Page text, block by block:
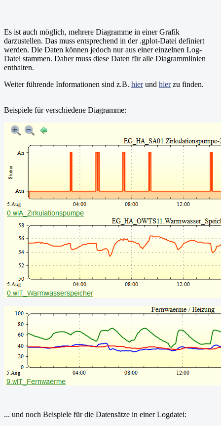
Es ist auch möglich, mehrere Diagramme in einer Grafik
darzustellen. Das muss entsprechend in der .gplot-Datei definiert
werden. Die Daten können jedoch nur aus einer einzelnen Log-
Datei stammen. Daher muss diese Daten für alle Diagrammlinien
enthalten.
Weiter führende Informationen sind z.B. hierund hierzu finden.
Beispiele für verschiedene Diagramme:
... und noch Beispiele für die Datensätze in einer Logdatei: